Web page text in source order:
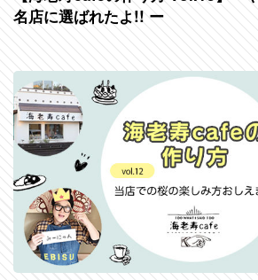
名店に選ばれたよ!! ー